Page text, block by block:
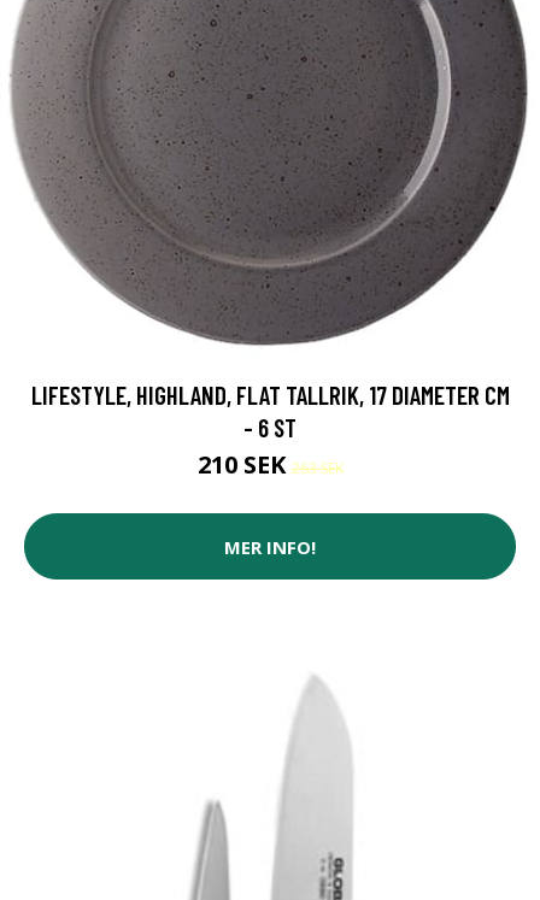
LIFESTYLE, HIGHLAND, FLAT TALLRIK, 17 DIAMETER CM
- 6 ST
210 SEK263 SEK
MER INFO!